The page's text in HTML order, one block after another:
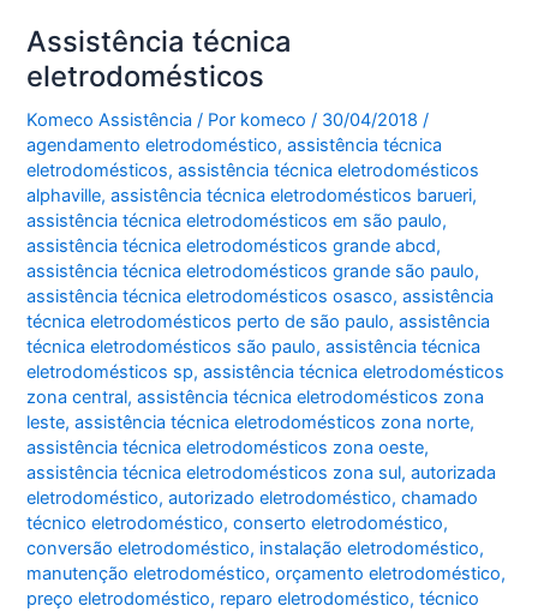
Assistência técnica
eletrodomésticos
Komeco Assistência / Por komeco/ 30/04/2018 /
agendamento eletrodoméstico,assistência técnica
eletrodomésticos,assistência técnica eletrodomésticos
alphaville,assistência técnica eletrodomésticos barueri,
assistência técnica eletrodomésticos em são paulo,
assistência técnica eletrodomésticos grande abcd,
assistência técnica eletrodomésticos grande são paulo,
assistência técnica eletrodomésticos osasco,assistência
técnica eletrodomésticos perto de são paulo,assistência
técnica eletrodomésticos são paulo,assistência técnica
eletrodomésticos sp,assistência técnica eletrodomésticos
zona central,assistência técnica eletrodomésticos zona
leste,assistência técnica eletrodomésticos zona norte,
assistência técnica eletrodomésticos zona oeste,
assistência técnica eletrodomésticos zona sul,autorizada
eletrodoméstico,autorizado eletrodoméstico,chamado
técnico eletrodoméstico,conserto eletrodoméstico,
conversão eletrodoméstico, instalação eletrodoméstico,
manutenção eletrodoméstico,orçamento eletrodoméstico,
preço eletrodoméstico, reparo eletrodoméstico,técnico